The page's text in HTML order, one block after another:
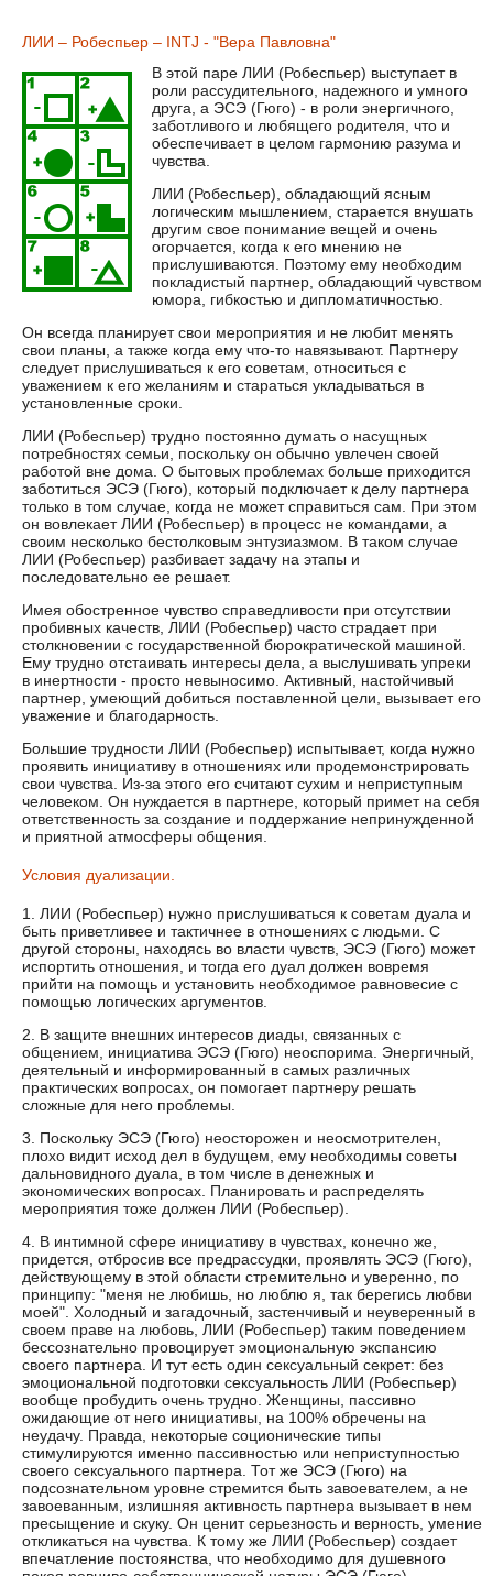
ЛИИ – Робеспьер – INTJ - "Вера Павловна"
В этой паре ЛИИ (Робеспьер) выступает в
роли рассудительного, надежного и умного
друга, а ЭСЭ (Гюго) - в роли энергичного,
заботливого и любящего родителя, что и
обеспечивает в целом гармонию разума и
чувства.
ЛИИ (Робеспьер), обладающий ясным
логическим мышлением, старается внушать
другим свое понимание вещей и очень
огорчается, когда к его мнению не
прислушиваются. Поэтому ему необходим
покладистый партнер, обладающий чувством
юмора, гибкостью и дипломатичностью.
Он всегда планирует свои мероприятия и не любит менять
свои планы, а также когда ему что-то навязывают. Партнеру
следует прислушиваться к его советам, относиться с
уважением к его желаниям и стараться укладываться в
установленные сроки.
ЛИИ (Робеспьер) трудно постоянно думать о насущных
потребностях семьи, поскольку он обычно увлечен своей
работой вне дома. О бытовых проблемах больше приходится
заботиться ЭСЭ (Гюго), который подключает к делу партнера
только в том случае, когда не может справиться сам. При этом
он вовлекает ЛИИ (Робеспьер) в процесс не командами, а
своим несколько бестолковым энтузиазмом. В таком случае
ЛИИ (Робеспьер) разбивает задачу на этапы и
последовательно ее решает.
Имея обостренное чувство справедливости при отсутствии
пробивных качеств, ЛИИ (Робеспьер) часто страдает при
столкновении с государственной бюрократической машиной.
Ему трудно отстаивать интересы дела, а выслушивать упреки
в инертности - просто невыносимо. Активный, настойчивый
партнер, умеющий добиться поставленной цели, вызывает его
уважение и благодарность.
Большие трудности ЛИИ (Робеспьер) испытывает, когда нужно
проявить инициативу в отношениях или продемонстрировать
свои чувства. Из-за этого его считают сухим и неприступным
человеком. Он нуждается в партнере, который примет на себя
ответственность за создание и поддержание непринужденной
и приятной атмосферы общения.
Условия дуализации.
1. ЛИИ (Робеспьер) нужно прислушиваться к советам дуала и
быть приветливее и тактичнее в отношениях с людьми. С
другой стороны, находясь во власти чувств, ЭСЭ (Гюго) может
испортить отношения, и тогда его дуал должен вовремя
прийти на помощь и установить необходимое равновесие с
помощью логических аргументов.
2. В защите внешних интересов диады, связанных с
общением, инициатива ЭСЭ (Гюго) неоспорима. Энергичный,
деятельный и информированный в самых различных
практических вопросах, он помогает партнеру решать
сложные для него проблемы.
3. Поскольку ЭСЭ (Гюго) неосторожен и неосмотрителен,
плохо видит исход дел в будущем, ему необходимы советы
дальновидного дуала, в том числе в денежных и
экономических вопросах. Планировать и распределять
мероприятия тоже должен ЛИИ (Робеспьер).
4. В интимной сфере инициативу в чувствах, конечно же,
придется, отбросив все предрассудки, проявлять ЭСЭ (Гюго),
действующему в этой области стремительно и уверенно, по
принципу: "меня не любишь, но люблю я, так берегись любви
моей". Холодный и загадочный, застенчивый и неуверенный в
своем праве на любовь, ЛИИ (Робеспьер) таким поведением
бессознательно провоцирует эмоциональную экспансию
своего партнера. И тут есть один сексуальный секрет: без
эмоциональной подготовки сексуальность ЛИИ (Робеспьер)
вообще пробудить очень трудно. Женщины, пассивно
ожидающие от него инициативы, на 100% обречены на
неудачу. Правда, некоторые соционические типы
стимулируются именно пассивностью или неприступностью
своего сексуального партнера. Тот же ЭСЭ (Гюго) на
подсознательном уровне стремится быть завоевателем, а не
завоеванным, излишняя активность партнера вызывает в нем
пресыщение и скуку. Он ценит серьезность и верность, умение
откликаться на чувства. К тому же ЛИИ (Робеспьер) создает
впечатление постоянства, что необходимо для душевного